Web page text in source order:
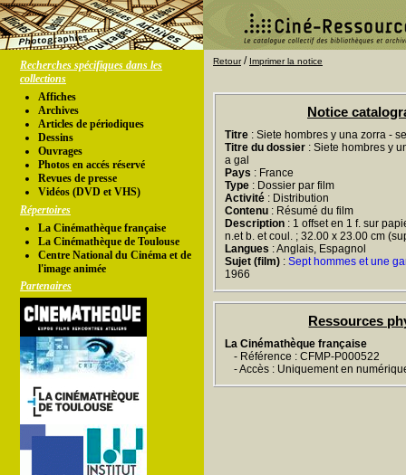
Recherches spécifiques dans les
collections
Affiches
Archives
Articles de périodiques
Dessins
Ouvrages
Photos en accés réservé
Revues de presse
Vidéos (DVD et VHS)
Répertoires
La Cinémathèque française
La Cinémathèque de Toulouse
Centre National du Cinéma et de
l'image animée
Partenaires
Retour/ Imprimer la notice
Notice
Titre : Siete hombres y una zorra -
Titre du dossier : Siete hombres y
a gal
Pays : France
Type : Dossier par film
Activité : Distribution
Contenu : Résumé du film
Description : 1 offset en 1 f. sur
n.et b. et coul. ; 32.00 x 23.00 cm
Langues : Anglais, Espagnol
Sujet (film) : Sept hommes et une
1966
Ressources
La Cinémathèque française
- Référence : CFMP-P000522
- Accès : Uniquement en